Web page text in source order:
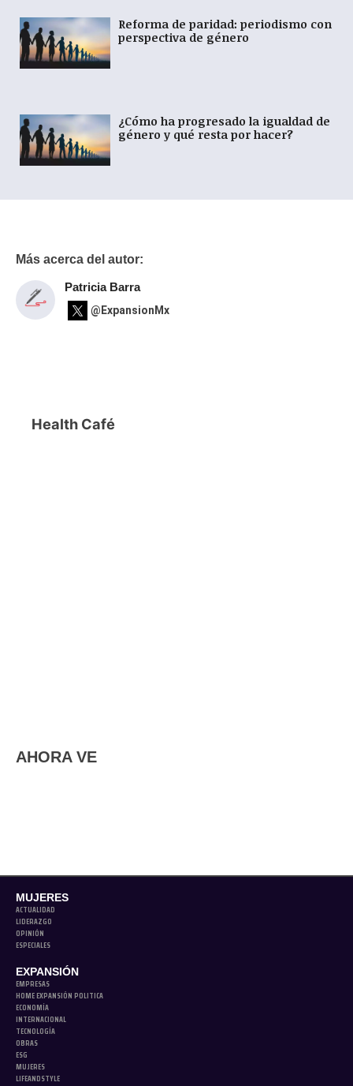
Reforma de paridad: periodismo con
perspectiva de género
¿Cómo ha progresado la igualdad de
género y qué resta por hacer?
Más acerca del autor:
Patricia Barra
@ExpansionMx
Health Café
AHORA VE
MUJERES
ACTUALIDAD
LIDERAZGO
OPINIÓN
ESPECIALES
EXPANSIÓN
EMPRESAS
HOME EXPANSIÓN POLITICA
ECONOMÍA
INTERNACIONAL
TECNOLOGÍA
OBRAS
ESG
MUJERES
LIFEANDSTYLE